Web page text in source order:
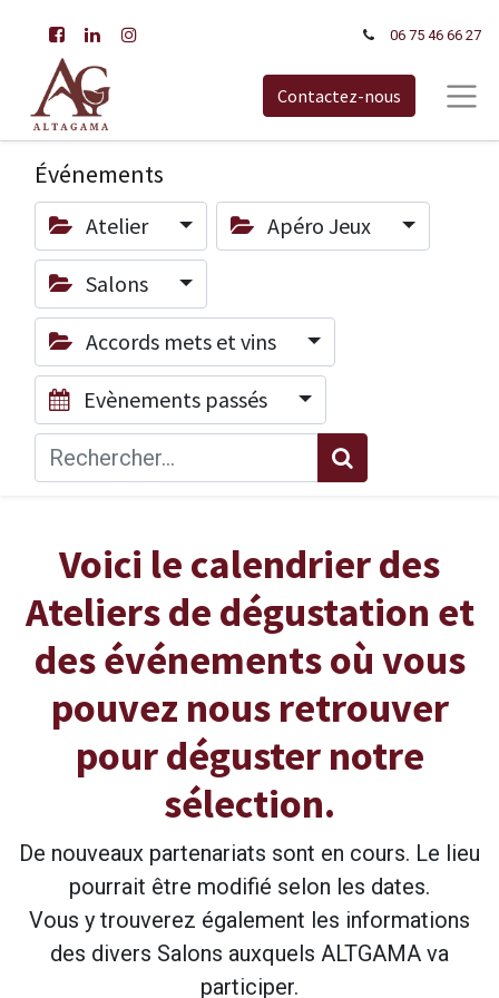
06 75 46 66​ 27
Contactez-nous
Événements
Atelier Apéro Jeux
Salons
Accords mets et vins
Evènements passés
Voici le calendrier des
Ateliers de dégustation et
des événements où vous
pouvez nous retrouver
pour déguster notre
sélection.
De nouveaux partenariats sont en cours. Le lieu
pourrait être modifié selon les dates.
Vous y trouverez également les informations
des divers Salons auxquels ALTGAMA va
participer.